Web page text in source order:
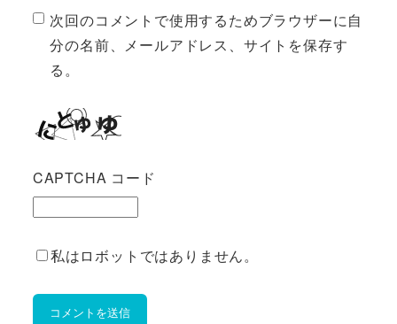
次回のコメントで使用するためブラウザーに自
分の名前、メールアドレス、サイトを保存す
る。
CAPTCHA コード
私はロボットではありません。